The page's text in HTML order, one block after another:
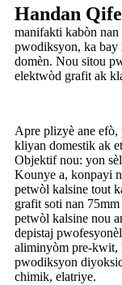
Handan
manifakti kabòn nan
pwodiksyon, ka bay
domèn. Nou sitou
elektwòd grafit ak
Apre plizyè ane
kliyan domestik ak
Objektif nou: yon
Kounye a, konpayi
petwòl kalsine tout
grafit soti nan
petwòl kalsine nou
depistaj
aliminyòm pre-kwit,
pwodiksyon
chimik, elatriye.